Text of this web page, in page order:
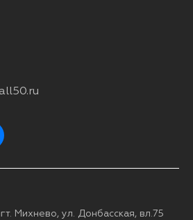
Михнево, ул. Донбасская, вл.75